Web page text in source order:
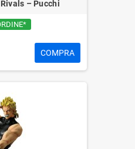
– Pucchi
COMPRA